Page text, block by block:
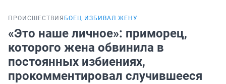
ПРОИСШЕСТВИЯ БОЕЦ ИЗБИВАЛ ЖЕНУ
«Это наше личное»: приморец,
которого жена обвинила в
постоянных избиениях,
прокомментировал случившееся